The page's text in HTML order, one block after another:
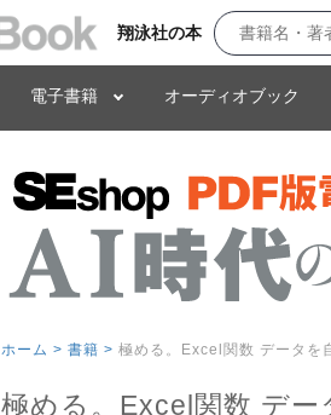
翔泳社の本
電子書籍 オーディオブック
ホーム > 書籍 > 極める。Excel関数 データを
極める。Excel関数 デー